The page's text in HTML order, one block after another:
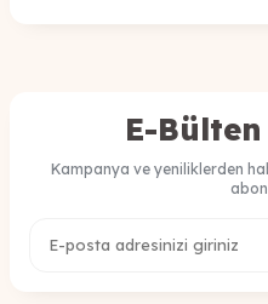
E-
Kampanya ve yeniliklerden